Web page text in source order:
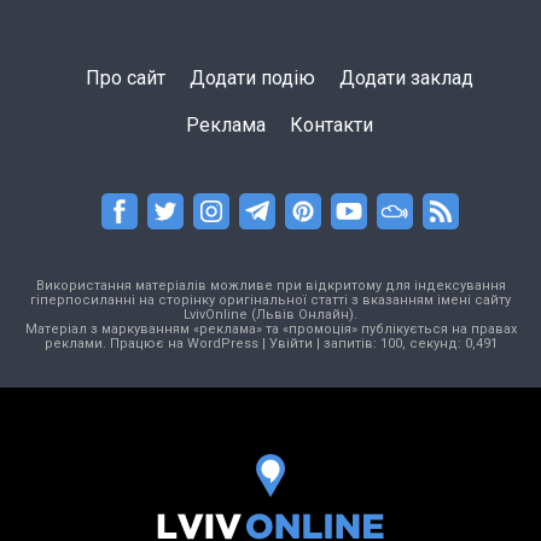
Про сайт Додати подію Додати заклад
Реклама Контакти
Використання матеріалів можливе при відкритому для індексування
гіперпосиланні на сторінку оригінальної статті з вказанням імені сайту
LvivOnline (Львів Онлайн).
Матеріал з маркуванням «реклама» та «промоція» публікується на правах
реклами. Працює на WordPress| Увійти | запитів: 100, секунд: 0,491